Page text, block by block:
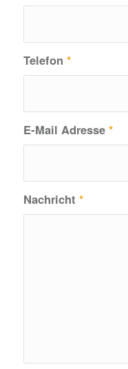
Telefon *
E-Mail Adresse *
Nachricht *